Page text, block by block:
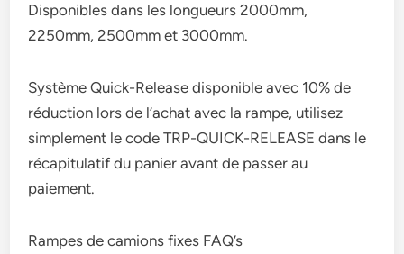
Disponibles dans les longueurs 2000mm,
2250mm, 2500mm et 3000mm.
Système Quick-Release disponible avec 10% de
réduction lors de l’achat avec la rampe, utilisez
simplement le code TRP-QUICK-RELEASE dans le
récapitulatif du panier avant de passer au
paiement.
Rampes de camions fixes FAQ’s